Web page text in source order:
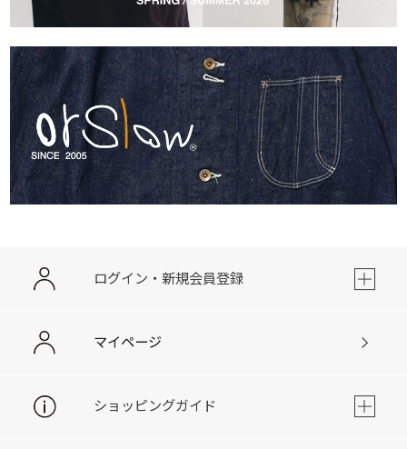
ログイン・新規会員登録
マイページ
ショッピングガイド